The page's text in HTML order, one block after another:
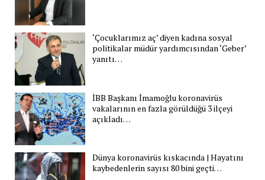
‘Çocuklarımız aç’ diyen kadına sosyal
politikalar müdür yardımcısından ‘Geber’
yanıtı…
İBB Başkanı İmamoğlu koronavirüs
vakalarının en fazla görüldüğü 3 ilçeyi
açıkladı…
Dünya koronavirüs kıskacında | Hayatını
kaybedenlerin sayısı 80 bini geçti…